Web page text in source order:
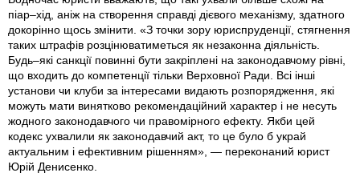
піар–хід, аніж на створення справді дієвого механізму, здатного
докорінно щось змінити. «З точки зору юриспруденції, стягнення
таких штрафів розцінюватиметься як незаконна діяльність.
Будь–які санкції повинні бути закріплені на законодавчому рівні,
що входить до компетенції тільки Верховної Ради. Всі інші
установи чи клуби за інтересами видають розпорядження, які
можуть мати винятково рекомендаційний характер і не несуть
жодного законодавчого чи правомірного ефекту. Якби цей
кодекс ухвалили як законодавчий акт, то це було б украй
актуальним і ефективним рішенням», — переконаний юрист
Юрій Денисенко.